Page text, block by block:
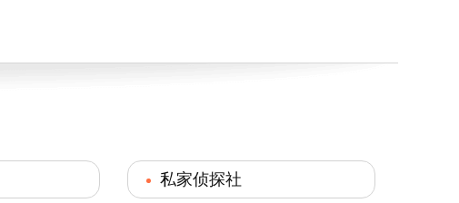
私家侦探社